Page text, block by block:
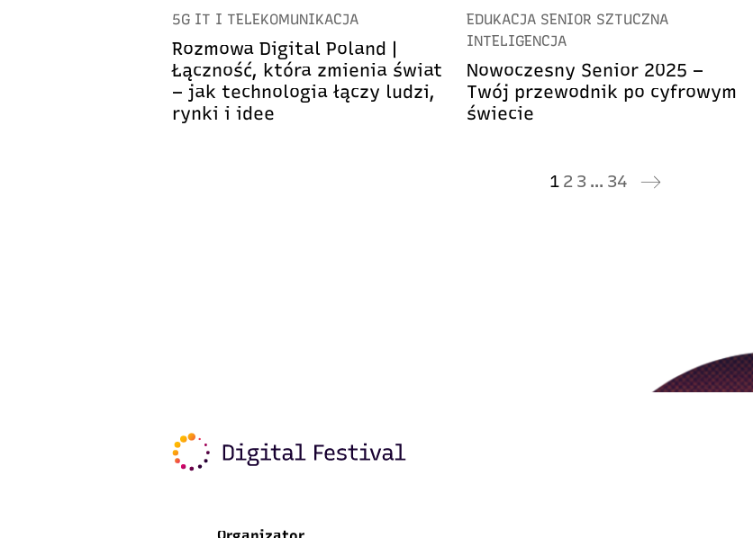
5G IT I TELEKOMUNIKACJA
Rozmowa Digital Poland |
Łączność, która zmienia świat
– jak technologia łączy ludzi,
rynki i idee
EDUKACJA SENIOR SZTUCZNA
INTELIGENCJA
Nowoczesny Senior 2025 –
Twój przewodnik po cyfrowym
świecie
1 2 3 … 34